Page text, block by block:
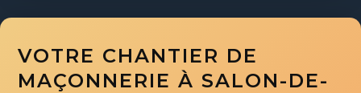
VOTRE CHANTIER DE
MAÇONNERIE À SALON-DE-